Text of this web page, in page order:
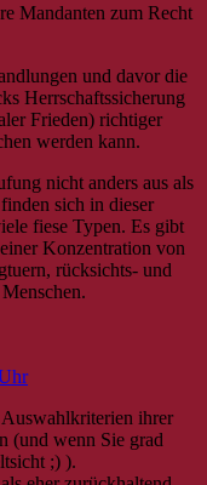
Mandanten zum Recht
und davor die
Herrschaftssicherung
Frieden) richtiger
werden kann.
nicht anders aus als
sich in dieser
fiese Typen. Es gibt
Konzentration von
rücksichts- und
ihrer
(und wenn Sie grad
;) ).